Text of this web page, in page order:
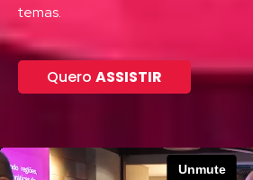
temas.
Quero ASSISTIR